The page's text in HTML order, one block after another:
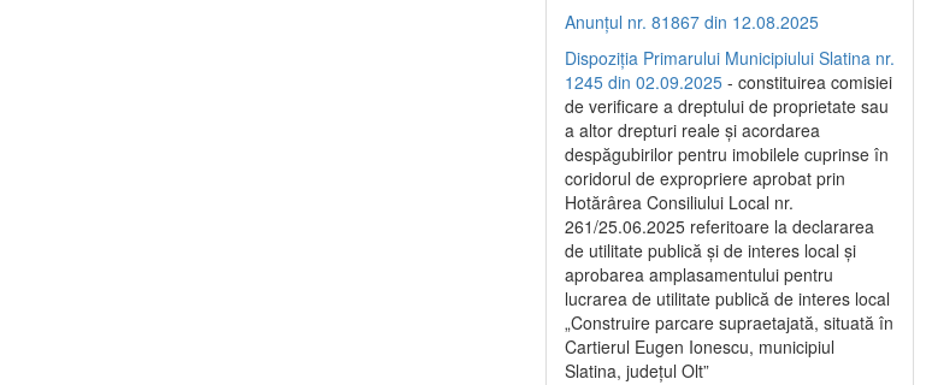
Anunțul nr. 81867 din 12.08.2025
Dispoziția Primarului Municipiului Slatina nr.
1245 din 02.09.2025 - constituirea comisiei
de verificare a dreptului de proprietate sau
a altor drepturi reale și acordarea
despăgubirilor pentru imobilele cuprinse în
coridorul de expropriere aprobat prin
Hotărârea Consiliului Local nr.
261/25.06.2025 referitoare la declararea
de utilitate publică și de interes local și
aprobarea amplasamentului pentru
lucrarea de utilitate publică de interes local
„Construire parcare supraetajată, situată în
Cartierul Eugen Ionescu, municipiul
Slatina, județul Olt”